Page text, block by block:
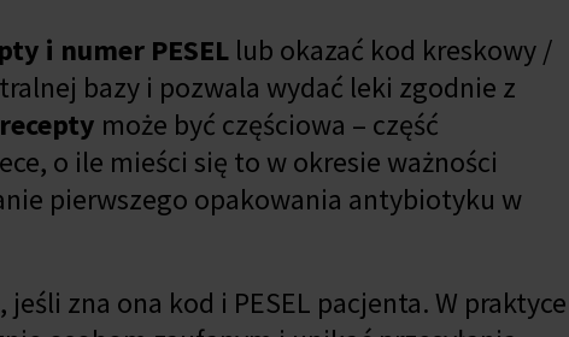
i numer PESEL lub okazać kod kreskowy /
bazy i pozwala wydać leki zgodnie z
może być częściowa – część
o ile mieści się to w okresie ważności
pierwszego opakowania antybiotyku w
zna ona kod i PESEL pacjenta. W praktyce